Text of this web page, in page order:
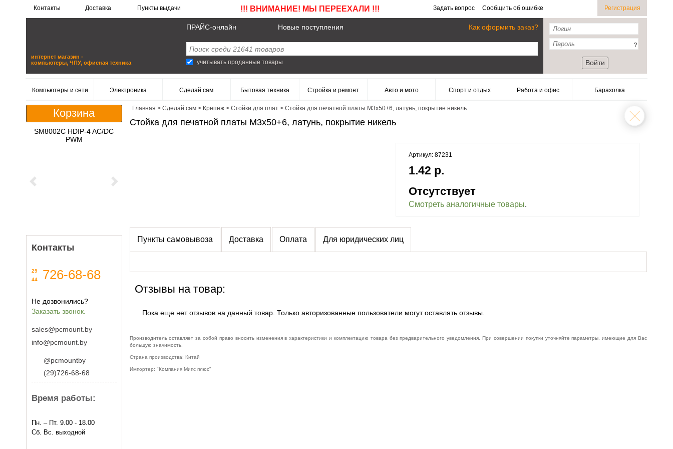
Контакты Доставка Пункты выдачи !!! ВНИМАНИЕ! МЫ ПЕРЕЕХАЛИ !!! Задать вопрос Сообщить об ошибке Регистрация
интернет магазин -
компьютеры, ЧПУ, офисная техника
ПРАЙС-онлайн Новые поступления Как оформить заказ?
учитывать проданные товары
?
Войти
Компьютеры и сети Электроника Сделай сам Бытовая техника Стройка и ремонт Авто и мото Спорт и отдых Работа и офис Барахолка
Корзина
SM8002C HDIP-4 AC/DC
PWM
Previous Next
Контакты
29
44
726-68-68
Не дозвонились?
Заказать звонок.
sales@pcmount.by
info@pcmount.by
@pcmountby
(29)726-68-68
Время работы:
Пн. – Пт. 9.00 - 18.00
Сб. Вс. выходной
Главная > Сделай сам> Крепеж> Стойки для плат> Стойка для печатной платы M3x50+6, латунь, покрытие никель
Стойка для печатной платы M3x50+6, латунь, покрытие никель
Артикул: 87231
1.42 р.
Отсутствует
Смотреть аналогичные товары.
Пункты самовывоза Доставка Оплата Для юридических лиц
Отзывы на товар:
Пока еще нет отзывов на данный товар. Только авторизованные пользователи могут оставлять отзывы.
Производитель оставляет за собой право вносить изменения в характеристики и комплектацию товара без предварительного уведомления. При совершении покупки уточняйте параметры, имеющие для Вас
большую значимость.
Страна производства: Китай
Импортер: "Компания Мипс плюс"